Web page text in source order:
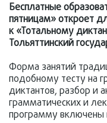
Бесплатные
пятницам» откроет
к «Тотальному
Тольяттинский
Форма занятий
подобному тесту на
диктантов, разбор и
грамматических и
программу